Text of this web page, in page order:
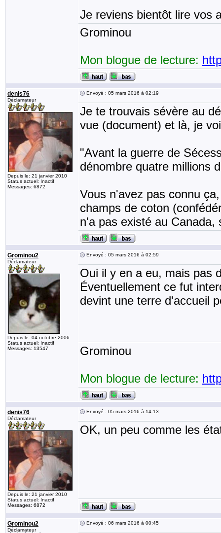
Je reviens bientôt lire vos
Grominou
Mon blogue de lecture:
denis76
Déclamateur
Depuis le: 21 janvier 2010
Status actuel: Inactif
Messages: 6872
Envoyé : 05 mars 2016 à 02:19
Je te trouvais sévère au
vue (document) et là, je
"Avant la guerre de
dénombre quatre millions
Vous n'avez pas connu
champs de coton
n'a pas existé au Canada,
Grominou2
Déclamateur
Depuis le: 04 octobre 2006
Status actuel: Inactif
Messages: 13547
Envoyé : 05 mars 2016 à 02:59
Oui il y en a eu, mais pas
Éventuellement ce fut
devint une terre d'accueil
Grominou
Mon blogue de lecture:
denis76
Déclamateur
Depuis le: 21 janvier 2010
Status actuel: Inactif
Messages: 6872
Envoyé : 05 mars 2016 à 14:13
OK, un peu comme les
Grominou2
Déclamateur
Envoyé : 06 mars 2016 à 00:45